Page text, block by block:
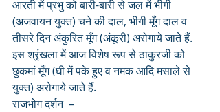
आरती में प्रभु को बारी-बारी से जल में भीगी
(अजवायन युक्त) चने की दाल, भीगी मूँग दाल व
तीसरे दिन अंकुरित मूँग (अंकूरी) अरोगाये जाते हैं.
इस श्रृंखला में आज विशेष रूप से ठाकुरजी को
छुकमां मूँग (घी में पके हुए व नमक आदि मसाले से
युक्त) अरोगाये जाते हैं.
राजभोग दर्शन  –